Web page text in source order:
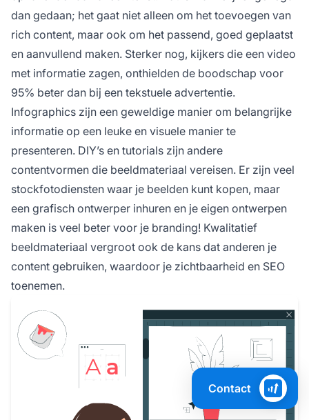
dan gedaan; het gaat niet alleen om het toevoegen van
rich content, maar ook om het passend, goed geplaatst
en aanvullend maken. Sterker nog, kijkers die een video
met informatie zagen, onthielden de boodschap voor
95% beter dan bij een tekstuele advertentie.
Infographics zijn een geweldige manier om belangrijke
informatie op een leuke en visuele manier te
presenteren. DIY’s en tutorials zijn andere
contentvormen die beeldmateriaal vereisen. Er zijn veel
stockfotodiensten waar je beelden kunt kopen, maar
een grafisch ontwerper inhuren en je eigen ontwerpen
maken is veel beter voor je branding! Kwalitatief
beeldmateriaal vergroot ook de kans dat anderen je
content gebruiken, waardoor je zichtbaarheid en SEO
toenemen.
Contact